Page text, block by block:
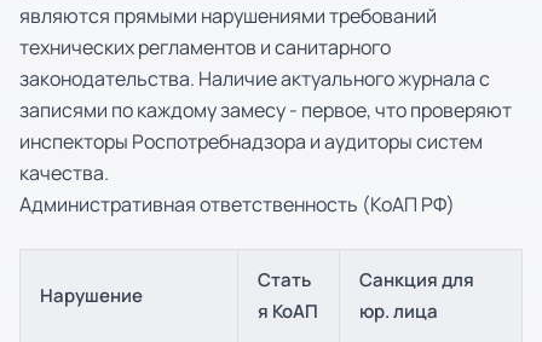
являются прямыми нарушениями требований
технических регламентов и санитарного
законодательства. Наличие актуального журнала с
записями по каждому замесу - первое, что проверяют
инспекторы Роспотребнадзора и аудиторы систем
качества.
Административная ответственность (КоАП РФ)
Нарушение
Стать
я КоАП
Санкция для
юр. лица